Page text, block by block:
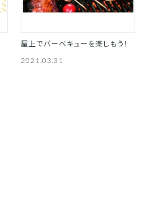
屋上でバーベキューを楽しもう！
2021.03.31